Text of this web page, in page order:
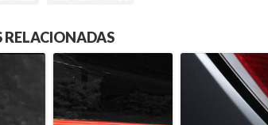
RELACIONADAS